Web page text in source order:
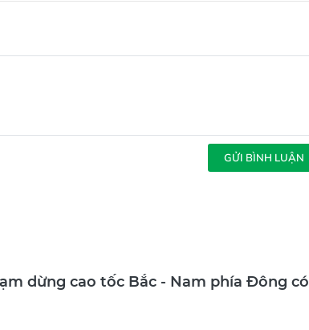
GỬI BÌNH LUẬN
dừng cao tốc Bắc - Nam phía Đông có